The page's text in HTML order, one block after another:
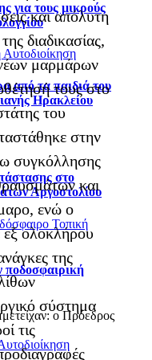
για τους μικρούς
Αυτοδιοίκηση
από τα παιδιά του
Ηρακλείου
στο
Αργοστολίου
Τοπική
ποδοσφαιρική
o Πρόεδρος
και απόλυτη
διαδικασίας,
μαρμάρων
τους στο
του
στην
συγκόλλησης
και
ενώ ο
εξ ολοκλήρου
της
σύστημα
τις